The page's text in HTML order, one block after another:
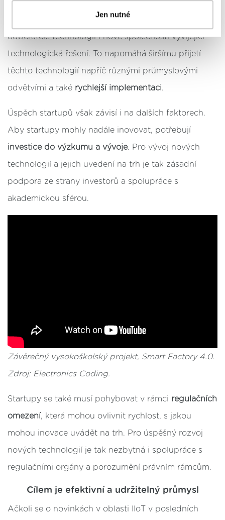
postupy a použitím, pak klikněte na
a pokračujte dál na naše stránky. Váš souhlas
uchováváme maximálně po dobu 12 měsíců. Vybrané
možnosti můžete kdykoliv změnit nebo odvolat souhlas
ve svém nastavení.
Jen nutné
méně nákladná afinančně lépe dostupná. Tím do
světa IIoT mohou vstoupit menší firmy jako
odběratelé technologií i nové společnosti vyvíjející
technologická řešení. To napomáhá širšímu přijetí
těchto technologií napříč různými průmyslovými
odvětvími a také rychlejší implementaci.
Úspěch startupů však závisí i na dalších faktorech.
Aby startupy mohly nadále inovovat, potřebují
investice do výzkumu a vývoje. Pro vývoj nových
technologií a jejich uvedení na trh je tak zásadní
podpora ze strany investorů a spolupráce s
akademickou sférou.
Závěrečný vysokoškolský projekt, Smart Factory 4.0.
Zdroj: Electronics Coding.
Startupy se také musí pohybovat v rámci regulačních
omezení, která mohou ovlivnit rychlost, s jakou
mohou inovace uvádět na trh. Pro úspěšný rozvoj
nových technologií je tak nezbytná i spolupráce s
regulačními orgány a porozumění právním rámcům.
Cílem je efektivní a udržitelný průmysl
Ačkoli se o novinkách v oblasti IIoT v posledních